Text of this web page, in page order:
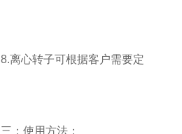
8.离心转子可根据客户需要定
三：使用方法：